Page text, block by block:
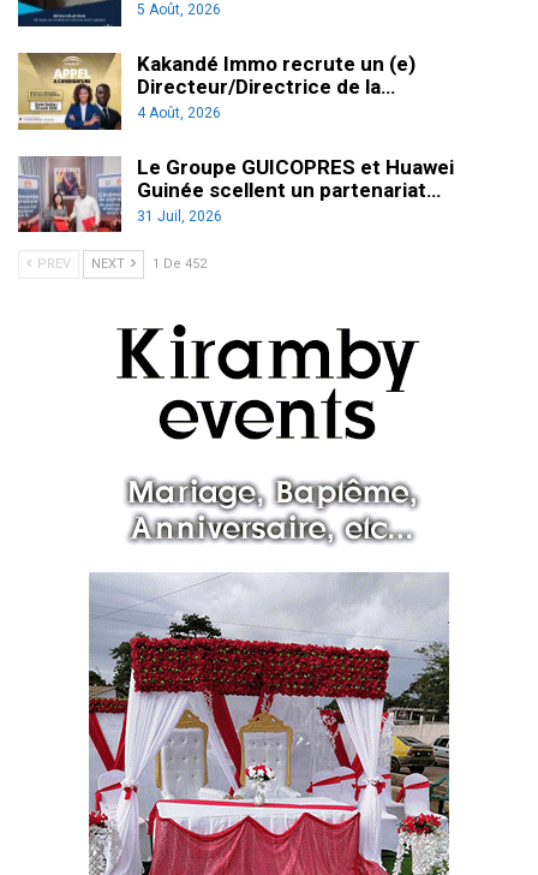
5 Août, 2026
Kakandé Immo recrute un (e)
Directeur/Directrice de la…
4 Août, 2026
Le Groupe GUICOPRES et Huawei
Guinée scellent un partenariat…
31 Juil, 2026
PREV NEXT 1 De 452